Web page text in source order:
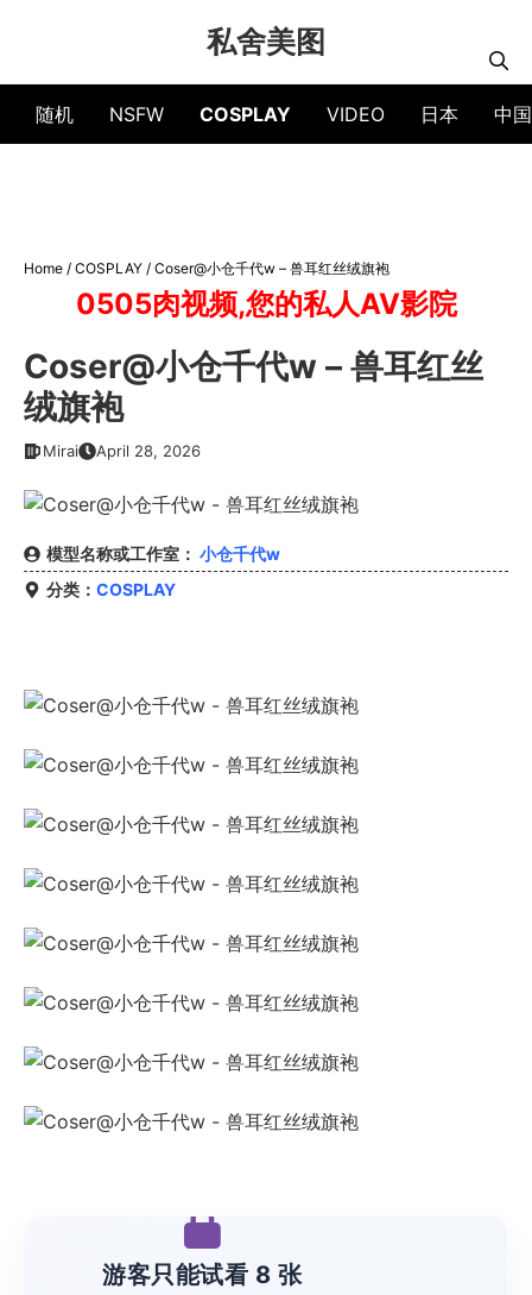
私舍美图
随机 NSFW COSPLAY VIDEO 日本 中国
Home / COSPLAY / Coser@小仓千代w – 兽耳红丝绒旗袍
0505肉视频,您的私人AV影院
Coser@小仓千代w – 兽耳红丝
绒旗袍
Mirai April 28, 2026
模型名称或工作室： 小仓千代w
分类： COSPLAY
游客只能试看 8 张